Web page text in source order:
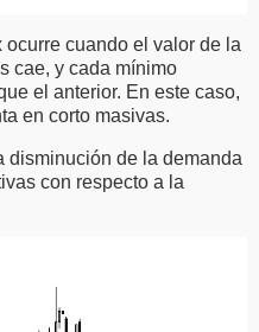
cuando el valor de la
cae, y cada mínimo
el anterior. En este caso,
en corto masivas.
disminución de la demanda
con respecto a la